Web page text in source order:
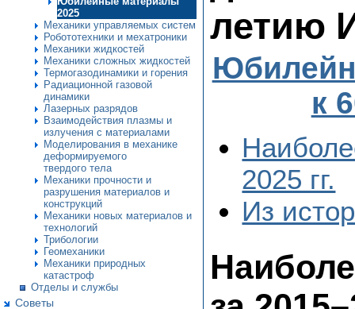
2025
Механики управляемых систем
Робототехники и мехатроники
Механики жидкостей
Механики сложных жидкостей
Термогазодинамики и горения
Радиационной газовой
динамики
Лазерных разрядов
Взаимодействия плазмы и
излучения с материалами
Моделирования в механике
деформируемого
твердого тела
Механики прочности и
разрушения материалов и
конструкций
Механики новых материалов и
технологий
Трибологии
Геомеханики
Механики природных
катастроф
Отделы и службы
Советы
летию
к
2025 гг.
Из